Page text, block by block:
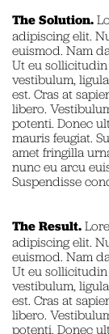
The Solution.
adipiscing elit.
euismod. Nam
Ut eu
vestibulum,
est. Cras at
libero.
potenti. Donec
mauris feugiat.
amet fringilla
nunc eu arcu
Suspendisse
The Result.
adipiscing elit.
euismod. Nam
Ut eu
vestibulum,
est. Cras at
libero.
potenti. Donec